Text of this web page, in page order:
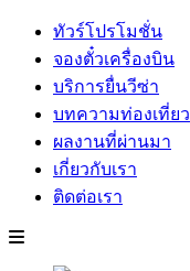
ทัวร์โปรโมชั่น
จองตั๋วเครื่องบิน
บริการยื่นวีซ่า
บทความท่องเที่ยว
ผลงานที่ผ่านมา
เกี่ยวกับเรา
ติดต่อเรา